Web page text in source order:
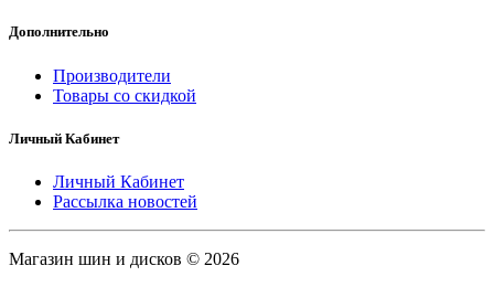
Дополнительно
Производители
Товары со скидкой
Личный Кабинет
Личный Кабинет
Рассылка новостей
Магазин шин и дисков © 2026